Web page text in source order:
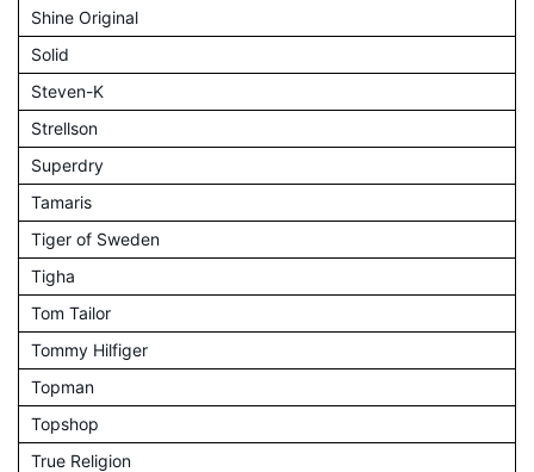
Shine Original
Solid
Steven-K
Strellson
Superdry
Tamaris
Tiger of Sweden
Tigha
Tom Tailor
Tommy Hilfiger
Topman
Topshop
True Religion